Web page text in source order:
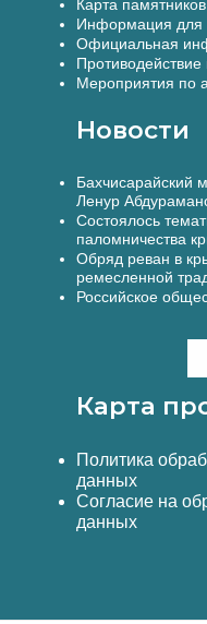
Карта памятников
Информация для
Официальная
Противодействие
Мероприятия по
Новости
Бахчисарайский
Ленур
Состоялось
паломничества
Обряд реван в
ремесленной
Российское
Карта
Политика
данных
Согласие на
данных